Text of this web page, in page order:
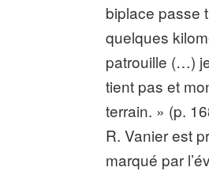
biplace passe
quelques
patrouille (…)
tient pas et
terrain. » (p.
R. Vanier est
marqué par